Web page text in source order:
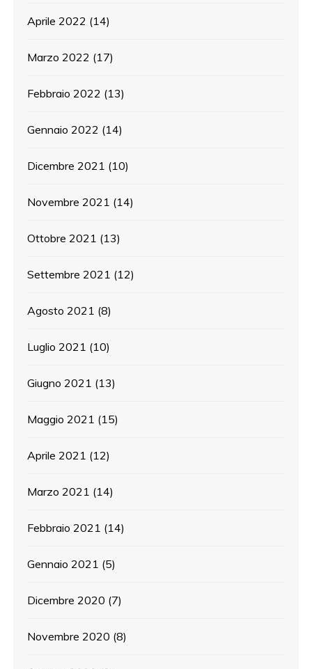
Aprile 2022 (14)
Marzo 2022 (17)
Febbraio 2022 (13)
Gennaio 2022 (14)
Dicembre 2021 (10)
Novembre 2021 (14)
Ottobre 2021 (13)
Settembre 2021 (12)
Agosto 2021 (8)
Luglio 2021 (10)
Giugno 2021 (13)
Maggio 2021 (15)
Aprile 2021 (12)
Marzo 2021 (14)
Febbraio 2021 (14)
Gennaio 2021 (5)
Dicembre 2020 (7)
Novembre 2020 (8)